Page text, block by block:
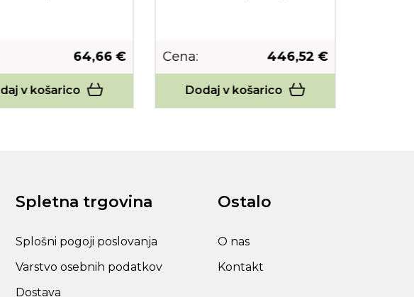
64,66 €
v košarico
Cena: 446,52 €
Dodaj v košarico
Spletna trgovina
Splošni pogoji poslovanja
Varstvo osebnih podatkov
Dostava
Ostalo
O nas
Kontakt